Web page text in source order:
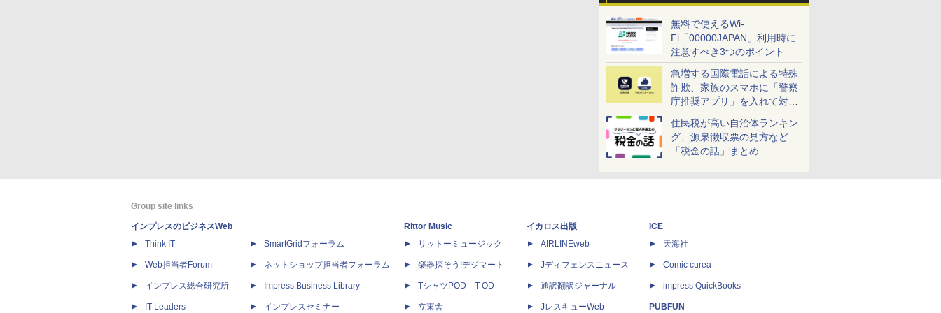
無料で使えるWi-
Fi「00000JAPAN」利用時に
注意すべき3つのポイント
急増する国際電話による特殊
詐欺、家族のスマホに「警察
庁推奨アプリ」を入れて対策
しよう！
住民税が高い自治体ランキン
グ、源泉徴収票の見方など
「税金の話」まとめ
Group site links
インプレスのビジネスWeb
Think IT
Web担当者Forum
インプレス総合研究所
IT Leaders
SmartGridフォーラム
ネットショップ担当者フォーラム
Impress Business Library
インプレスセミナー
Rittor Music
リットーミュージック
楽器探そう!デジマート
TシャツPOD T-OD
立東舎
イカロス出版
AIRLINEweb
Jディフェンスニュース
通訳翻訳ジャーナル
JレスキューWeb
ICE
天海社
Comic curea
impress QuickBooks
PUBFUN